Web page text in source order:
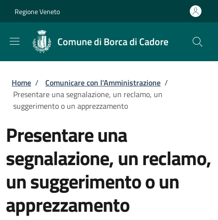
Regione Veneto
Comune di Borca di Cadore
Briciole di pane
Home / Comunicare con l'Amministrazione /
Presentare una segnalazione, un reclamo, un
suggerimento o un apprezzamento
Presentare una
segnalazione, un reclamo,
un suggerimento o un
apprezzamento